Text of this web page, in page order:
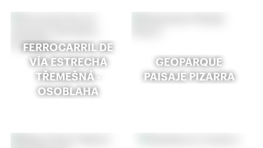
FERROCARRIL DE
VÍA ESTRECHA
TŘEMEŠNÁ -
OSOBLAHA
GEOPARQUE
PAISAJE PIZARRA